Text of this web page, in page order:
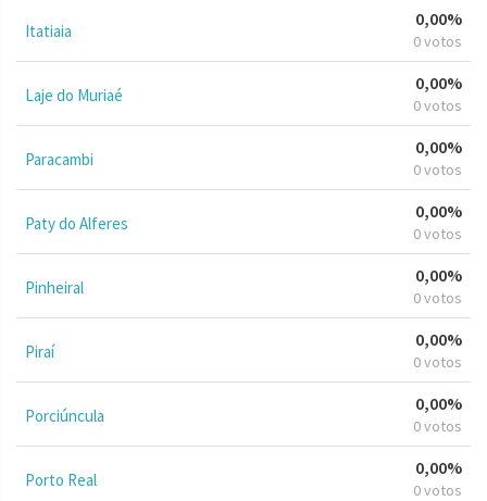
Itatiaia
0,00%
0 votos
Laje do Muriaé
0,00%
0 votos
Paracambi
0,00%
0 votos
Paty do Alferes
0,00%
0 votos
Pinheiral
0,00%
0 votos
Piraí
0,00%
0 votos
Porciúncula
0,00%
0 votos
Porto Real
0,00%
0 votos